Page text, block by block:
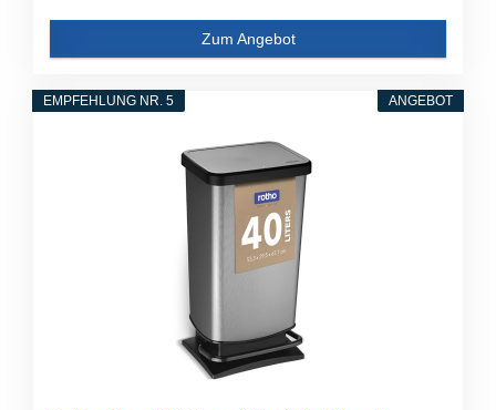
Zum Angebot
ANGEBOT
EMPFEHLUNG NR. 5